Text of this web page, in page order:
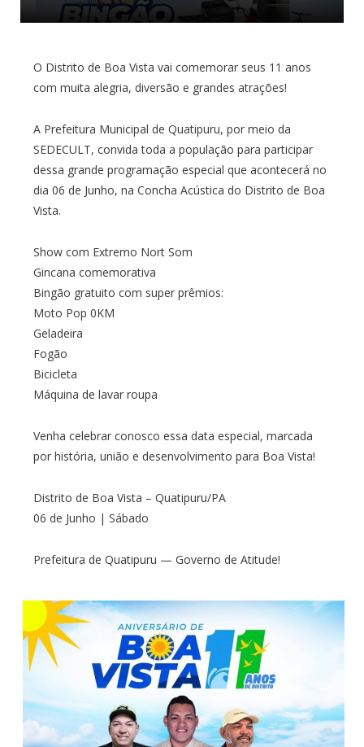
O Distrito de Boa Vista vai comemorar seus 11 anos
com muita alegria, diversão e grandes atrações!
A Prefeitura Municipal de Quatipuru, por meio da
SEDECULT, convida toda a população para participar
dessa grande programação especial que acontecerá no
dia 06 de Junho, na Concha Acústica do Distrito de Boa
Vista.
Show com Extremo Nort Som
Gincana comemorativa
Bingão gratuito com super prêmios:
Moto Pop 0KM
Geladeira
Fogão
Bicicleta
Máquina de lavar roupa
Venha celebrar conosco essa data especial, marcada
por história, união e desenvolvimento para Boa Vista!
Distrito de Boa Vista – Quatipuru/PA
06 de Junho | Sábado
Prefeitura de Quatipuru — Governo de Atitude!